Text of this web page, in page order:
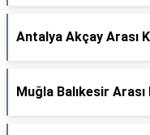
Antalya Akçay Arası
Muğla Balıkesir Arası